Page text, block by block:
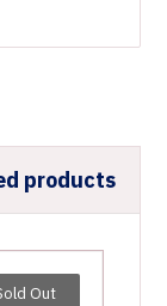
products
Out